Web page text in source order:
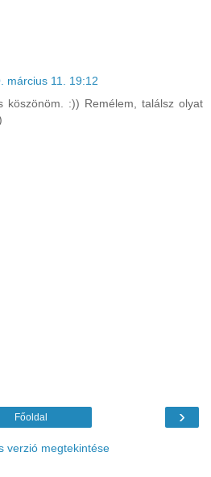
március 11. 19:12
köszönöm. :)) Remélem, találsz olyat
›
Főoldal
verzió megtekintése